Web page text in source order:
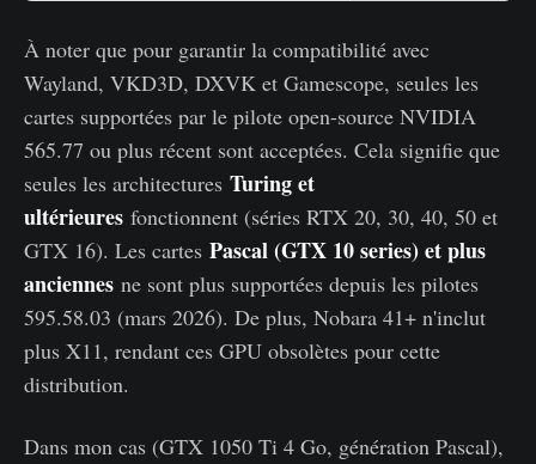
À noter que pour garantir la compatibilité avec
Wayland, VKD3D, DXVK et Gamescope, seules les
cartes supportées par le pilote open-source NVIDIA
565.77 ou plus récent sont acceptées. Cela signifie que
seules les architectures Turing et
ultérieures fonctionnent (séries RTX 20, 30, 40, 50 et
GTX 16). Les cartes Pascal (GTX 10 series) et plus
anciennes ne sont plus supportées depuis les pilotes
595.58.03 (mars 2026). De plus, Nobara 41+ n'inclut
plus X11, rendant ces GPU obsolètes pour cette
distribution.
Dans mon cas (GTX 1050 Ti 4 Go, génération Pascal),